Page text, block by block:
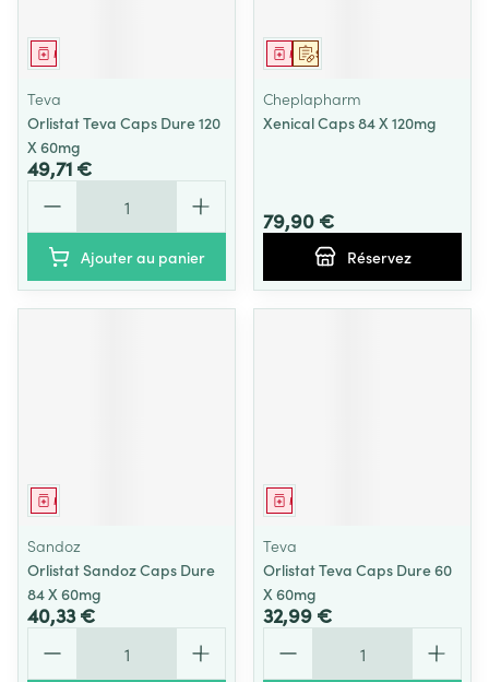
Médicament
Teva
Orlistat Teva Caps Dure 120
X 60mg
49,71 €
Ajouter au panier
Sur prescription
Médicament
Cheplapharm
Xenical Caps 84 X 120mg
79,90 €
Réservez
Médicament
Sandoz
Orlistat Sandoz Caps Dure
84 X 60mg
40,33 €
Médicament
Teva
Orlistat Teva Caps Dure 60
X 60mg
32,99 €